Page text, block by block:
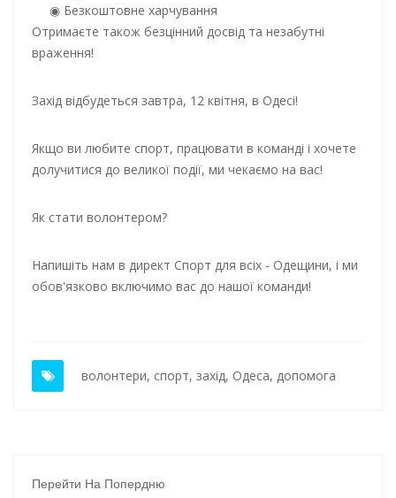
Безкоштовне харчування
Отримаєте також безцінний досвід та незабутні
враження!
Захід відбудеться завтра, 12 квітня, в Одесі!
Якщо ви любите спорт, працювати в команді і хочете
долучитися до великої події, ми чекаємо на вас!
Як стати волонтером?
Напишіть нам в директ Спорт для всіх - Одещини, і ми
обов'язково включимо вас до нашої команди!
волонтери, спорт, захід, Одеса, допомога
Перейти На Попердню